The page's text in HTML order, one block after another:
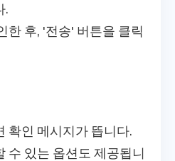
.
한 후, '전송' 버튼을 클릭
확인 메시지가 뜹니다.
수 있는 옵션도 제공됩니